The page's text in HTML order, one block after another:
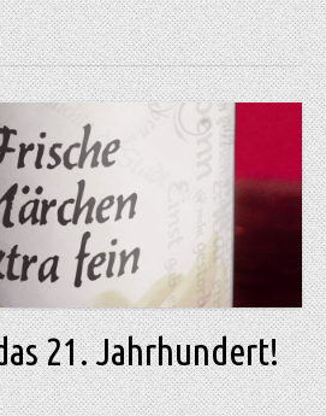
21. Jahrhundert!